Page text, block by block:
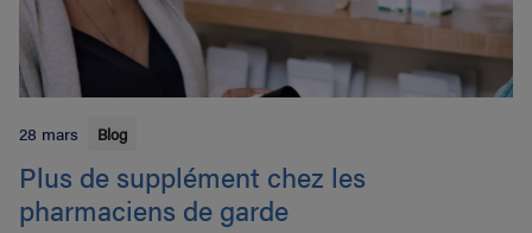
28 mars Blog
Plus de supplément chez les
pharmaciens de garde